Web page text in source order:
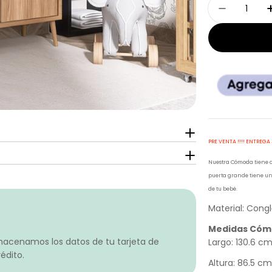
los datos de tu tarjeta de
PRE VENTA !!!!
Nuestra Cómoda tiene
puerta grande tiene
de tu bebé.
Material:
Medidas
Largo: 130.6 cm
Altura: 86.5 cm